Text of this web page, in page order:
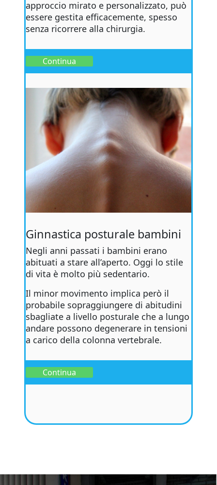
approccio mirato e personalizzato, può
essere gestita efficacemente, spesso
senza ricorrere alla chirurgia.
Continua
Ginnastica posturale bambini
Negli anni passati i bambini erano
abituati a stare all’aperto. Oggi lo stile
di vita è molto più sedentario.
Il minor movimento implica però il
probabile sopraggiungere di abitudini
sbagliate a livello posturale che a lungo
andare possono degenerare in tensioni
a carico della colonna vertebrale.
Continua